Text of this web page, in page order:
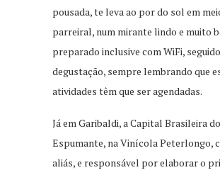
pousada, te leva ao por do sol em
parreiral, num mirante lindo e muito
preparado inclusive com WiFi,
degustação, sempre lembrando que
atividades têm que ser agendadas.
Já em Garibaldi, a Capital Brasileira do
Espumante, na Vinícola Peterlongo,
aliás, e responsável por elaborar o